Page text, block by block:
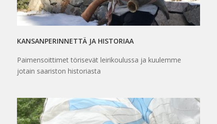
KANSANPERINNETTÄ JA HISTORIAA
Paimensoittimet törisevät leirikoulussa ja kuulemme
jotain saariston historiasta